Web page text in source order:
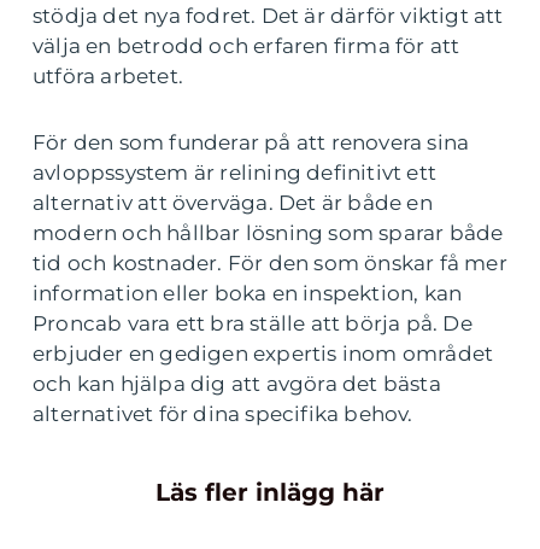
stödja det nya fodret. Det är därför viktigt att
välja en betrodd och erfaren firma för att
utföra arbetet.
För den som funderar på att renovera sina
avloppssystem är relining definitivt ett
alternativ att överväga. Det är både en
modern och hållbar lösning som sparar både
tid och kostnader. För den som önskar få mer
information eller boka en inspektion, kan
Proncab vara ett bra ställe att börja på. De
erbjuder en gedigen expertis inom området
och kan hjälpa dig att avgöra det bästa
alternativet för dina specifika behov.
Läs fler inlägg här